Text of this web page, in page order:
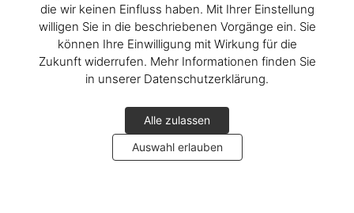
die wir keinen Einfluss haben. Mit Ihrer Einstellung
willigen Sie in die beschriebenen Vorgänge ein. Sie
können Ihre Einwilligung mit Wirkung für die
Zukunft widerrufen. Mehr Informationen finden Sie
in unserer Datenschutzerklärung.
Alle zulassen
Auswahl erlauben